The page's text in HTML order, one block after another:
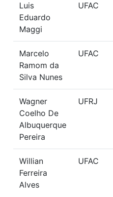
Luis
Eduardo
Maggi
UFAC
Marcelo
Ramom da
Silva Nunes
UFAC
Wagner
Coelho De
Albuquerque
Pereira
UFRJ
Willian
Ferreira
Alves
UFAC